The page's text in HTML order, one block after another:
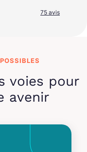
75 avis
voies pour
avenir